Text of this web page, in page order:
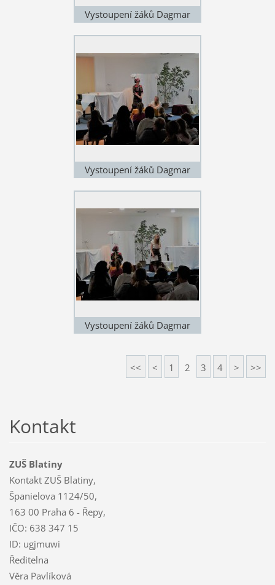
Vystoupení žáků Dagmar
Vystoupení žáků Dagmar
Vystoupení žáků Dagmar
<< < 1 2 3 4 > >>
Kontakt
ZUŠ Blatiny
Kontakt ZUŠ Blatiny,
Španielova 1124/50,
163 00 Praha 6 - Řepy,
IČO: 638 347 15
ID: ugjmuwi
Ředitelna
Věra Pavlíková